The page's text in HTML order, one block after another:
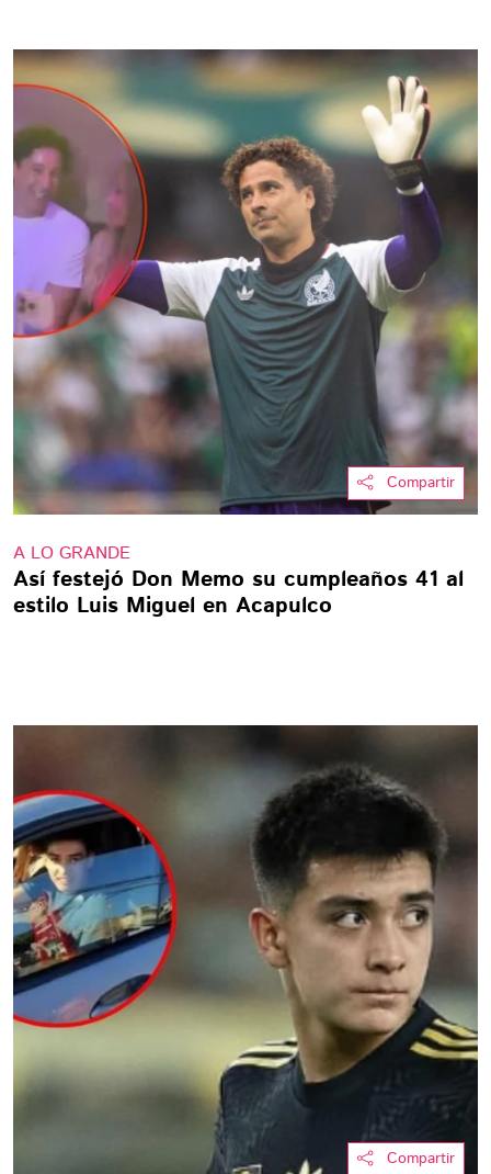
Compartir
A LO GRANDE
Así festejó Don Memo su cumpleaños 41 al
estilo Luis Miguel en Acapulco
Compartir